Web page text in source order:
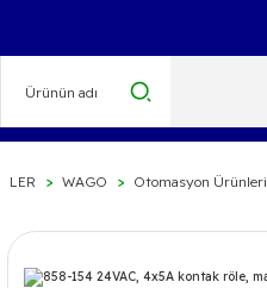
WAGO Otomasyon Ürünleri